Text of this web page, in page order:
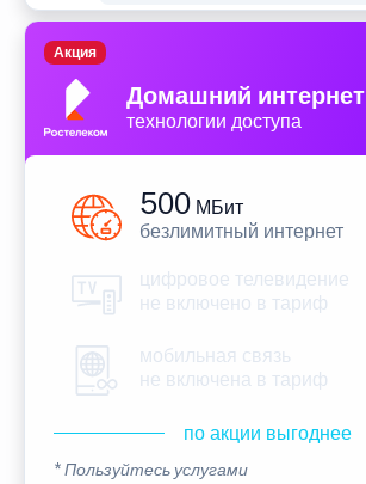
Домашний интернет
технологии доступа
Акция
500 МБит
безлимитный интернет
цифровое телевидение
не включено в тариф
мобильная связь
не включена в тариф
по акции выгоднее
* Пользуйтесь услугами